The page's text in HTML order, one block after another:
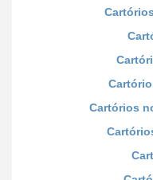
Cartórios